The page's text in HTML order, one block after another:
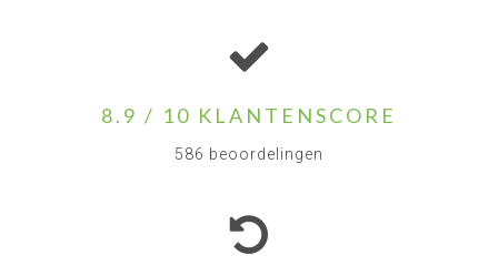
8.9 / 10 KLANTENSCORE
586 beoordelingen